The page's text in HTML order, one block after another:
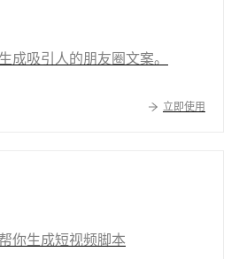
成吸引人的朋友圈文案。
立即使用
你生成短视频脚本